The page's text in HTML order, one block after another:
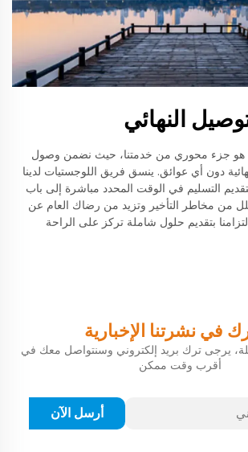
النهائي
هو جزء محوري من خدمتنا، حيث نضمن وصول
دون أي عوائق. ينسق فريق اللوجستيات لدينا
التسليم في الوقت المحدد مباشرة إلى باب
من مخاطر التأخير وتزيد من رضاك العام عن
بتقديم حلول شاملة تركز على الراحة
في نشرتنا الإخبارية
يرجى ترك بريد إلكتروني وسنتواصل معك في
أقرب وقت ممكن
أرسل الآن